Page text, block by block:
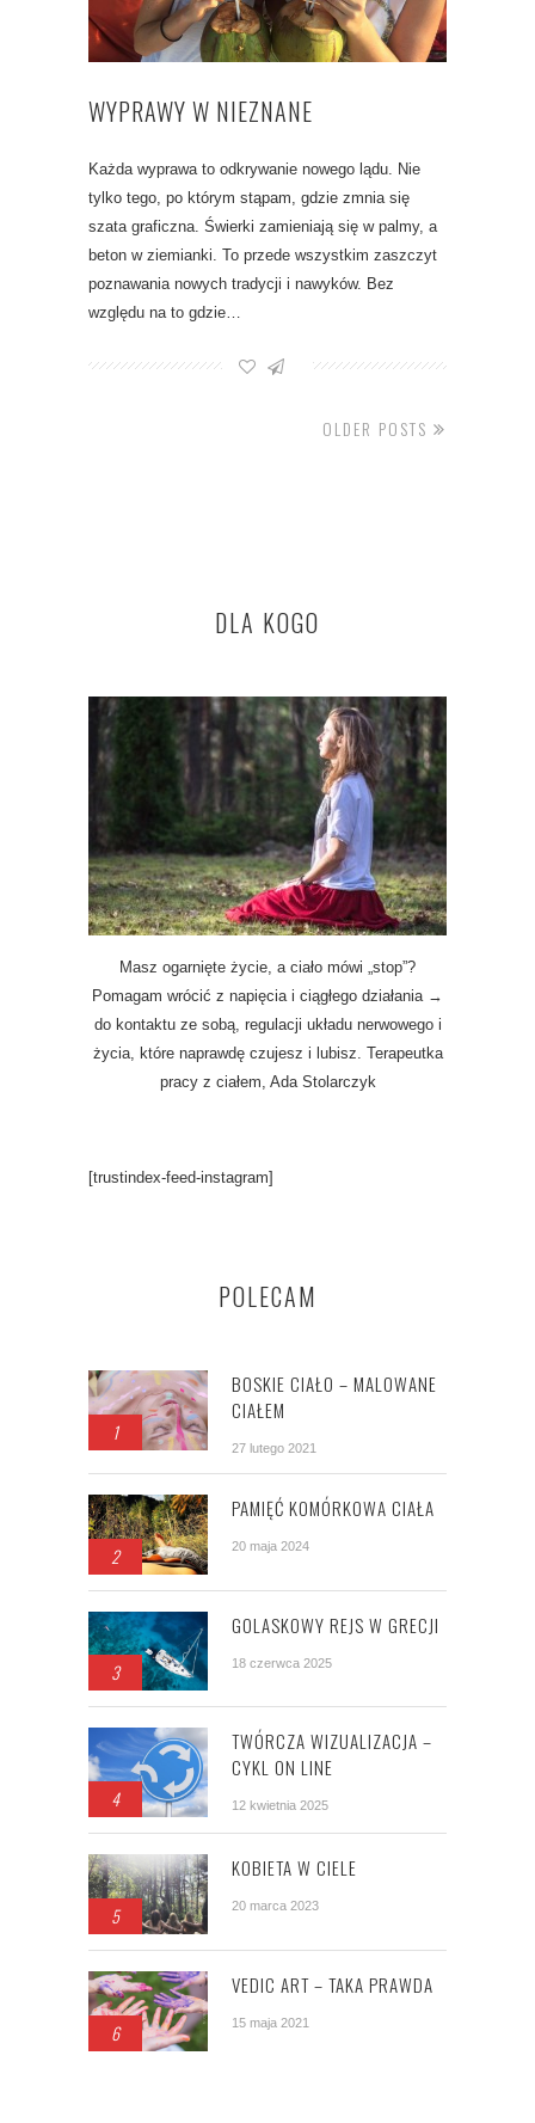
WYPRAWY W NIEZNANE
Każda wyprawa to odkrywanie nowego lądu. Nie
tylko tego, po którym stąpam, gdzie zmnia się
szata graficzna. Świerki zamieniają się w palmy, a
beton w ziemianki. To przede wszystkim zaszczyt
poznawania nowych tradycji i nawyków. Bez
względu na to gdzie…
OLDER POSTS
DLA KOGO
Masz ogarnięte życie, a ciało mówi „stop”?
Pomagam wrócić z napięcia i ciągłego działania →
do kontaktu ze sobą, regulacji układu nerwowego i
życia, które naprawdę czujesz i lubisz. Terapeutka
pracy z ciałem, Ada Stolarczyk
[trustindex-feed-instagram]
POLECAM
1
BOSKIE CIAŁO – MALOWANE
CIAŁEM
27 lutego 2021
2
PAMIĘĆ KOMÓRKOWA CIAŁA
20 maja 2024
3
GOLASKOWY REJS W GRECJI
18 czerwca 2025
4
TWÓRCZA WIZUALIZACJA –
CYKL ON LINE
12 kwietnia 2025
5
KOBIETA W CIELE
20 marca 2023
6
VEDIC ART – TAKA PRAWDA
15 maja 2021